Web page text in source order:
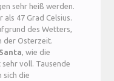
sehr heiß werden.
47 Grad Celsius.
des Wetters,
der Osterzeit.
, wie die
voll. Tausende
sich die